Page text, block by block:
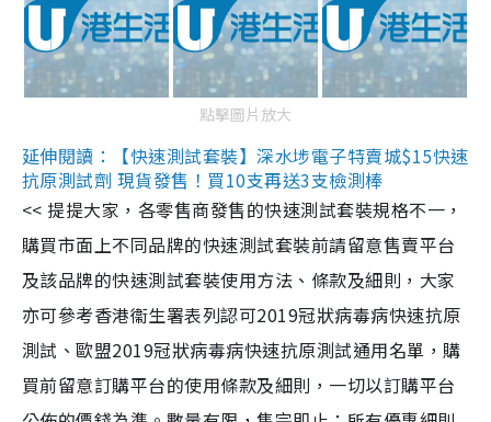
點擊圖片放大
延伸閱讀：【快速測試套裝】深水埗電子特賣城$15快速
抗原測試劑 現貨發售！買10支再送3支檢測棒
<< 提提大家，各零售商發售的快速測試套裝規格不一，
購買市面上不同品牌的快速測試套裝前請留意售賣平台
及該品牌的快速測試套裝使用方法、條款及細則，大家
亦可參考香港衞生署表列認可2019冠狀病毒病快速抗原
測試、歐盟2019冠狀病毒病快速抗原測試通用名單，購
買前留意訂購平台的使用條款及細則，一切以訂購平台